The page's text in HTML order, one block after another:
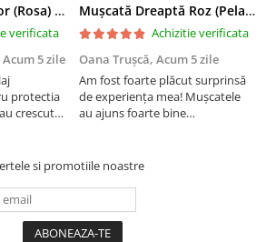
Trandafir Catarator (Rosa) Red Climber - 75cm
verificata
Acum 5 zile
protectia
crescut
Mușcată Dreaptă Roz (Pelargonium Zonale)
Achizitie verificata
Oana Trușcă, Acum 5 zile
Am fost foarte plăcut surprinsă
de experiența mea! Mușcatele
au ajuns foarte bine
transportului. Se vede că au fost
si promotiile noastre